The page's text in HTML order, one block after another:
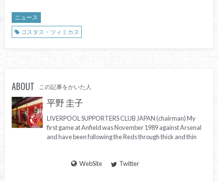
ニュース
コスタス・ツィミカス
ABOUT この記事をかいた人
平野 圭子
LIVERPOOL SUPPORTERS CLUB JAPAN (chairman) My
first game at Anfield was November 1989 against Arsenal
and have been following the Reds through thick and thin
WebSite Twitter